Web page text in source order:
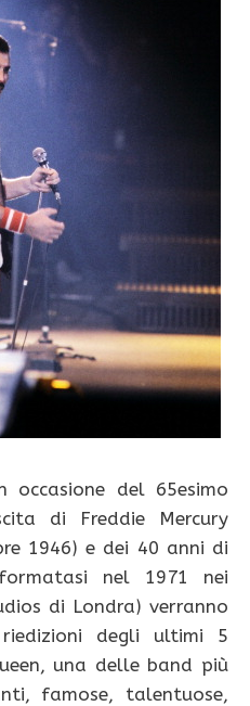
del 65esimo
di Freddie Mercury
1946) e dei 40 anni di
nel 1971 nei
di Londra) verranno
degli ultimi 5
una delle band più
famose, talentuose,